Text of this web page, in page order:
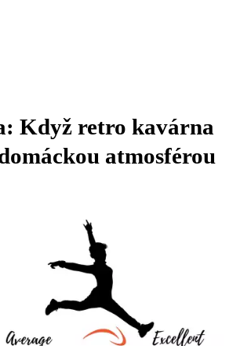
Když retro kavárna
atmosférou